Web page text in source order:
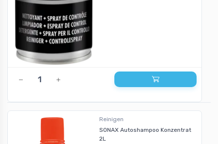
Reinigen
SONAX Autoshampoo Konzentrat
2L